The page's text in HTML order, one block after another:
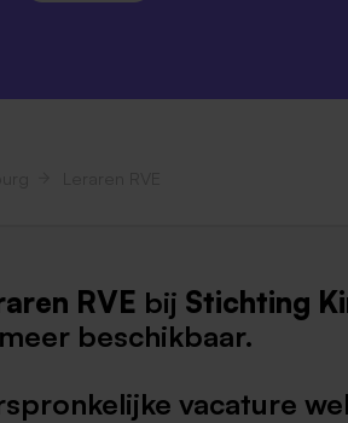
Midden-Limburg
Kerkrade
RVE bij Stichting
beschikbaar.
vacature